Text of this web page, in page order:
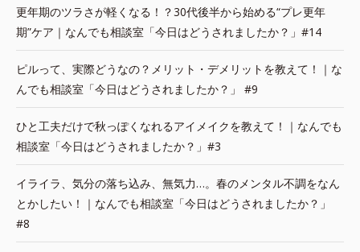
更年期のツラさが軽くなる！？30代後半から始める“プレ更年
期”ケア｜なんでも相談室「今日はどうされましたか？」#14
ピルって、実際どうなの？メリット・デメリットを教えて！｜な
んでも相談室「今日はどうされましたか？」 #9
ひと工夫だけで秋っぽくなれるアイメイクを教えて！｜なんでも
相談室「今日はどうされましたか？」#3
イライラ、気分の落ち込み、無気力…。春のメンタル不調をなん
とかしたい！｜なんでも相談室「今日はどうされましたか？」
#8